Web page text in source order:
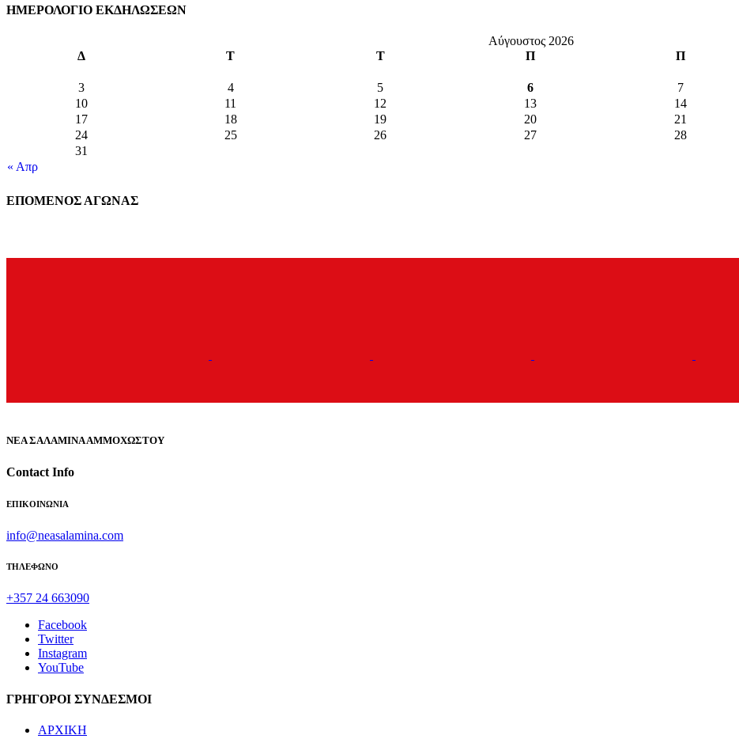
ΗΜΕΡΟΛΟΓΙΟ ΕΚΔΗΛΩΣΕΩΝ
Αύγουστος 2026
Δ
Τ Τ Π Π
« Απρ
3
4 5 6 7
10
11 12 13 14
17
18 19 20 21
24
25 26 27 28
31
ΕΠΟΜΕΝΟΣ ΑΓΩΝΑΣ
ΝΕΑ ΣΑΛΑΜΙΝΑ ΑΜΜΟΧΩΣΤΟΥ
Contact Info
ΕΠΙΚΟΙΝΩΝΙΑ
info@neasalamina.com
ΤΗΛΕΦΩΝΟ
+357 24 663090
Facebook
Twitter
Instagram
YouTube
ΓΡΗΓΟΡΟΙ ΣΥΝΔΕΣΜΟΙ
ΑΡΧΙΚΗ